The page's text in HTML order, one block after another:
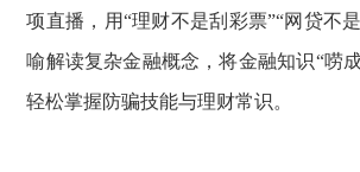
项直播，用“理财不是刮彩票”“网贷不
喻解读复杂金融概念，将金融知识“唠
轻松掌握防骗技能与理财常识。